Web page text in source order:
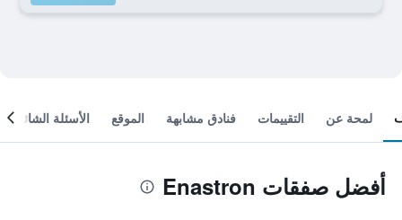
لمحة عن التقييمات فنادق مشابهة الموقع الأسئلة الشائعة
أفضل صفقات Enastron